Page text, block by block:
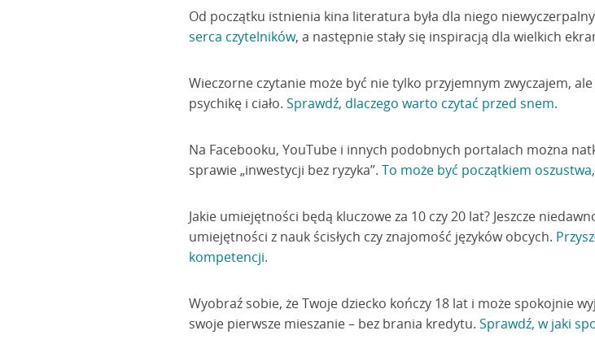
Od początku istnienia kina literatura była dla niego
serca czytelników, a następnie stały się inspiracją dla wielkich
Wieczorne czytanie może być nie tylko przyjemnym zwyczajem,
psychikę i ciało. Sprawdź, dlaczego warto czytać przed snem.
Na Facebooku, YouTube i innych podobnych portalach można
sprawie „inwestycji bez ryzyka”. To może być początkiem
Jakie umiejętności będą kluczowe za 10 czy 20 lat? Jeszcze
umiejętności z nauk ścisłych czy znajomość języków obcych.
kompetencji.
Wyobraź sobie, że Twoje dziecko kończy 18 lat i może spokojnie
swoje pierwsze mieszanie – bez brania kredytu. Sprawdź, w jaki